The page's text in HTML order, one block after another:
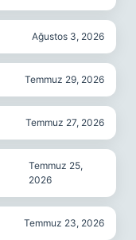
Ağustos 3, 2026
Temmuz 29, 2026
Temmuz 27, 2026
Temmuz 25,
2026
Temmuz 23, 2026